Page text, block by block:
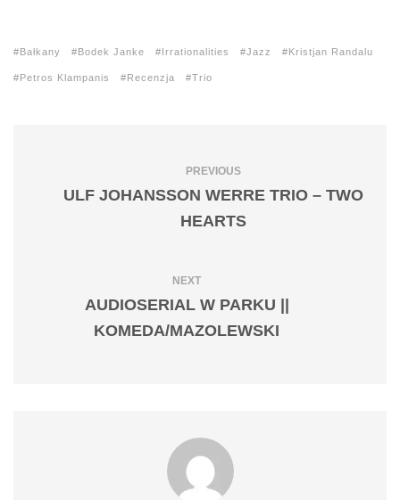
Bałkany Bodek Janke Irrationalities Jazz Kristjan Randalu
Petros Klampanis Recenzja Trio
PREVIOUS
ULF JOHANSSON WERRE TRIO – TWO
HEARTS
NEXT
AUDIOSERIAL W PARKU ||
KOMEDA/MAZOLEWSKI